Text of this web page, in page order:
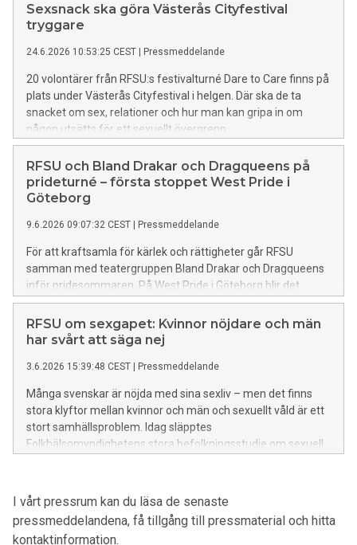
Sexsnack ska göra Västerås Cityfestival
tryggare
24.6.2026 10:53:25 CEST | Pressmeddelande
20 volontärer från RFSU:s festivalturné Dare to Care finns på
plats under Västerås Cityfestival i helgen. Där ska de ta
snacket om sex, relationer och hur man kan gripa in om
någon utsätts för ett sexuellt övergrepp.
RFSU och Bland Drakar och Dragqueens på
prideturné – första stoppet West Pride i
Göteborg
9.6.2026 09:07:32 CEST | Pressmeddelande
För att kraftsamla för kärlek och rättigheter går RFSU
samman med teatergruppen Bland Drakar och Dragqueens
inför pridesommaren. På West Pride i Göteborg blir det
föreställningar för både barn och vuxna i helgen.
RFSU om sexgapet: Kvinnor nöjdare och män
har svårt att säga nej
3.6.2026 15:39:48 CEST | Pressmeddelande
Många svenskar är nöjda med sina sexliv – men det finns
stora klyftor mellan kvinnor och män och sexuellt våld är ett
stort samhällsproblem. Idag släpptes
Folkhälsomyndighetens stora befolkningsstudie om sexuell
I vårt pressrum kan du läsa de senaste
pressmeddelandena, få tillgång till pressmaterial och hitta
kontaktinformation.